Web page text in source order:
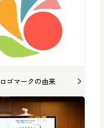
ロゴマークの由来